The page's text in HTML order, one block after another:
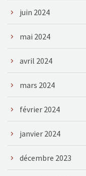
juin 2024
mai 2024
avril 2024
mars 2024
février 2024
janvier 2024
décembre 2023